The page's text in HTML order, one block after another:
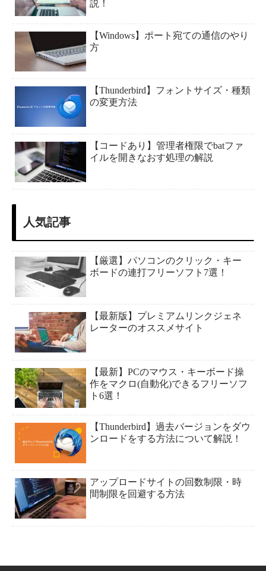
説！
【Windows】ポート宛ての通信のやり
方
【Thunderbird】フォントサイズ・種類
の変更方法
【コードあり】管理者権限でbatファ
イルを開きなおす処理の解説
人気記事
【厳選】パソコンのクリック・キー
ボードの連打フリーソフト7選！
【最新版】プレミアムリンクジェネ
レーターのオススメサイト
【最新】PCのマウス・キーボード操
作をマクロ(自動化)できるフリーソフ
ト6選！
【Thunderbird】過去バージョンをダウ
ンロードをする方法について解説！
アップロードサイトの回数制限・時
間制限を回避する方法